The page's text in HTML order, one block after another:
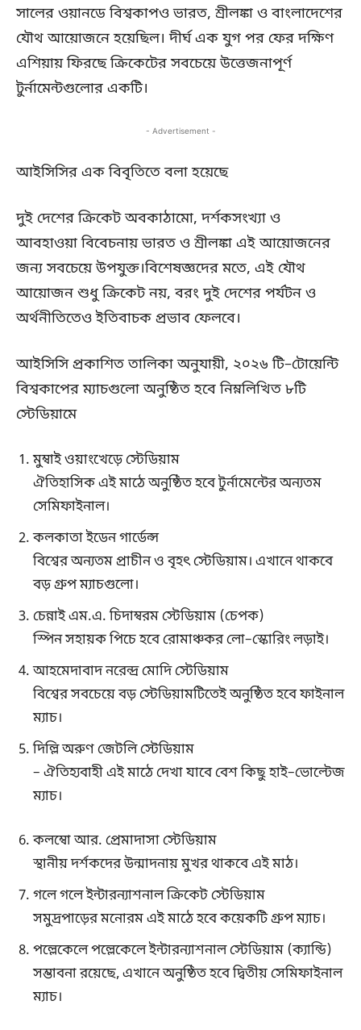
সালের ওয়ানডে বিশ্বকাপও ভারত, শ্রীলঙ্কা ও বাংলাদেশের
যৌথ আয়োজনে হয়েছিল। দীর্ঘ এক যুগ পর ফের দক্ষিণ
এশিয়ায় ফিরছে ক্রিকেটের সবচেয়ে উত্তেজনাপূর্ণ
টুর্নামেন্টগুলোর একটি।
- Advertisement -
আইসিসির এক বিবৃতিতে বলা হয়েছে
দুই দেশের ক্রিকেট অবকাঠামো, দর্শকসংখ্যা ও
আবহাওয়া বিবেচনায় ভারত ও শ্রীলঙ্কা এই আয়োজনের
জন্য সবচেয়ে উপযুক্ত।বিশেষজ্ঞদের মতে, এই যৌথ
আয়োজন শুধু ক্রিকেট নয়, বরং দুই দেশের পর্যটন ও
অর্থনীতিতেও ইতিবাচক প্রভাব ফেলবে।
আইসিসি প্রকাশিত তালিকা অনুযায়ী, ২০২৬ টি–টোয়েন্টি
বিশ্বকাপের ম্যাচগুলো অনুষ্ঠিত হবে নিম্নলিখিত ৮টি
স্টেডিয়ামে
মুম্বাই ওয়াংখেড়ে স্টেডিয়াম
ঐতিহাসিক এই মাঠে অনুষ্ঠিত হবে টুর্নামেন্টের অন্যতম
সেমিফাইনাল।
কলকাতা ইডেন গার্ডেন্স
বিশ্বের অন্যতম প্রাচীন ও বৃহৎ স্টেডিয়াম। এখানে থাকবে
বড় গ্রুপ ম্যাচগুলো।
চেন্নাই এম.এ. চিদাম্বরম স্টেডিয়াম (চেপক)
স্পিন সহায়ক পিচে হবে রোমাঞ্চকর লো–স্কোরিং লড়াই।
আহমেদাবাদ নরেন্দ্র মোদি স্টেডিয়াম
বিশ্বের সবচেয়ে বড় স্টেডিয়ামটিতেই অনুষ্ঠিত হবে ফাইনাল
ম্যাচ।
দিল্লি অরুণ জেটলি স্টেডিয়াম
– ঐতিহ্যবাহী এই মাঠে দেখা যাবে বেশ কিছু হাই–ভোল্টেজ
ম্যাচ।
কলম্বো আর. প্রেমাদাসা স্টেডিয়াম
স্থানীয় দর্শকদের উন্মাদনায় মুখর থাকবে এই মাঠ।
গলে গলে ইন্টারন্যাশনাল ক্রিকেট স্টেডিয়াম
সমুদ্রপাড়ের মনোরম এই মাঠে হবে কয়েকটি গ্রুপ ম্যাচ।
পল্লেকেলে পল্লেকেলে ইন্টারন্যাশনাল স্টেডিয়াম (ক্যান্ডি)
সম্ভাবনা রয়েছে, এখানে অনুষ্ঠিত হবে দ্বিতীয় সেমিফাইনাল
ম্যাচ।